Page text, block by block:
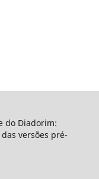
do Diadorim:
versões pré-